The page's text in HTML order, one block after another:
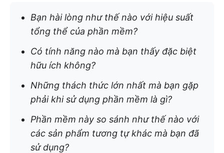
Bạn hài lòng như thế nào với hiệu suất
tổng thể của phần mềm?
Có tính năng nào mà bạn thấy đặc biệt
hữu ích không?
Những thách thức lớn nhất mà bạn gặp
phải khi sử dụng phần mềm là gì?
Phần mềm này so sánh như thế nào với
các sản phẩm tương tự khác mà bạn đã
sử dụng?